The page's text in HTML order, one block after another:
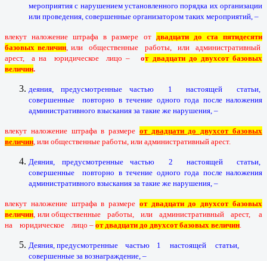
мероприятия с нарушением установленного порядка их организации
или проведения, совершенные организатором таких мероприятий, –
влекут наложение штрафа в размере от двадцати до ста пятидесяти
базовых величин , или общественные работы, или административный
арест, а на юридическое лицо –
от двадцати до двухсот базовых
величин.
деяния, предусмотренные частью 1 настоящей статьи,
совершенные повторно в течение одного года после наложения
административного взыскания за такие же нарушения, –
влекут наложение штрафа в размере от двадцати до двухсот базовых
величин , или общественные работы, или административный арест.
Деяния, предусмотренные частью 2 настоящей статьи,
совершенные повторно в течение одного года после наложения
административного взыскания за такие же нарушения, –
влекут наложение штрафа в размере от двадцати до двухсот базовых
величин , или общественные работы, или административный арест, а
на юридическое лицо – от двадцати до двухсот базовых величин
Деяния, предусмотренные частью 1 настоящей статьи,
совершенные за вознаграждение, –